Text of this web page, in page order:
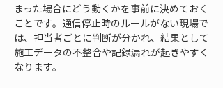
まった場合にどう動くかを事前に決めておく
ことです。通信停止時のルールがない現場で
は、担当者ごとに判断が分かれ、結果として
施工データの不整合や記録漏れが起きやすく
なります。